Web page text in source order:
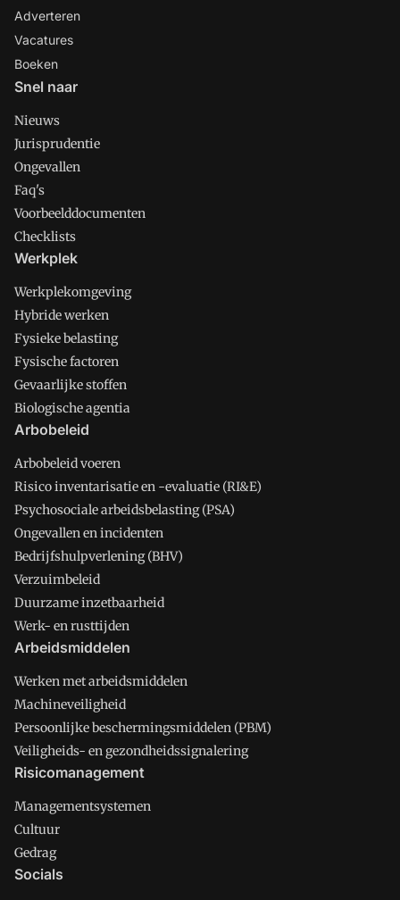
Adverteren
Vacatures
Boeken
Snel naar
Nieuws
Jurisprudentie
Ongevallen
Faq's
Voorbeelddocumenten
Checklists
Werkplek
Werkplekomgeving
Hybride werken
Fysieke belasting
Fysische factoren
Gevaarlijke stoffen
Biologische agentia
Arbobeleid
Arbobeleid voeren
Risico inventarisatie en -evaluatie (RI&E)
Psychosociale arbeidsbelasting (PSA)
Ongevallen en incidenten
Bedrijfshulpverlening (BHV)
Verzuimbeleid
Duurzame inzetbaarheid
Werk- en rusttijden
Arbeidsmiddelen
Werken met arbeidsmiddelen
Machineveiligheid
Persoonlijke beschermingsmiddelen (PBM)
Veiligheids- en gezondheidssignalering
Risicomanagement
Managementsystemen
Cultuur
Gedrag
Socials